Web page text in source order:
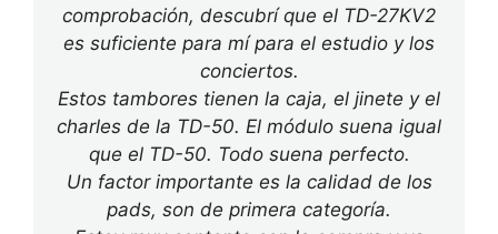
comprobación, descubrí que el TD-27KV2
es suficiente para mí para el estudio y los
conciertos.
Estos tambores tienen la caja, el jinete y el
charles de la TD-50. El módulo suena igual
que el TD-50. Todo suena perfecto.
Un factor importante es la calidad de los
pads, son de primera categoría.